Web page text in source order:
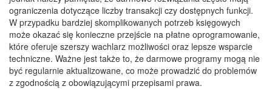
ograniczenia dotyczące liczby transakcji czy dostępnych funkcji.
W przypadku bardziej skomplikowanych potrzeb księgowych
może okazać się konieczne przejście na płatne oprogramowanie,
które oferuje szerszy wachlarz możliwości oraz lepsze wsparcie
techniczne. Ważne jest także to, że darmowe programy mogą nie
być regularnie aktualizowane, co może prowadzić do problemów
z zgodnością z obowiązującymi przepisami prawa.